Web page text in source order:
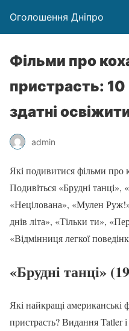
Оголошення Дніпро
Фільми про
пристрасть: 10
здатні
admin
Які подивитися фільми про
Подивіться «Брудні танці»,
«Нецілована», «Мулен
днів літа», «Тільки ти»,
«Відмінниця легкої
«Брудні танці»
Які найкращі американські
пристрасть? Видання Tatler